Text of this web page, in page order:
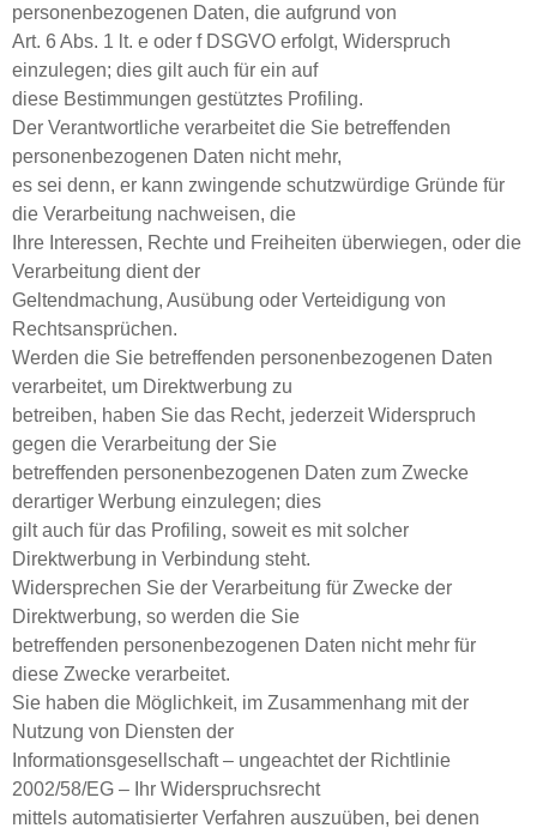
personenbezogenen Daten, die aufgrund von
Art. 6 Abs. 1 lt. e oder f DSGVO erfolgt, Widerspruch
einzulegen; dies gilt auch für ein auf
diese Bestimmungen gestütztes Profiling.
Der Verantwortliche verarbeitet die Sie betreffenden
personenbezogenen Daten nicht mehr,
es sei denn, er kann zwingende schutzwürdige Gründe für
die Verarbeitung nachweisen, die
Ihre Interessen, Rechte und Freiheiten überwiegen, oder die
Verarbeitung dient der
Geltendmachung, Ausübung oder Verteidigung von
Rechtsansprüchen.
Werden die Sie betreffenden personenbezogenen Daten
verarbeitet, um Direktwerbung zu
betreiben, haben Sie das Recht, jederzeit Widerspruch
gegen die Verarbeitung der Sie
betreffenden personenbezogenen Daten zum Zwecke
derartiger Werbung einzulegen; dies
gilt auch für das Profiling, soweit es mit solcher
Direktwerbung in Verbindung steht.
Widersprechen Sie der Verarbeitung für Zwecke der
Direktwerbung, so werden die Sie
betreffenden personenbezogenen Daten nicht mehr für
diese Zwecke verarbeitet.
Sie haben die Möglichkeit, im Zusammenhang mit der
Nutzung von Diensten der
Informationsgesellschaft – ungeachtet der Richtlinie
2002/58/EG – Ihr Widerspruchsrecht
mittels automatisierter Verfahren auszuüben, bei denen